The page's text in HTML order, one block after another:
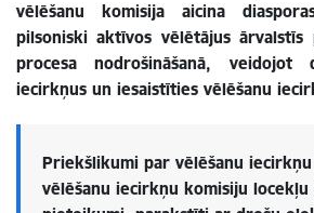
vēlēšanu komisija aicina
pilsoniski aktīvos vēlētājus ārvalstīs
procesa nodrošināšanā, veidojot
iecirkņus un iesaistīties vēlēšanu
Priekšlikumi par vēlēšanu
vēlēšanu iecirkņu komisiju locekļu